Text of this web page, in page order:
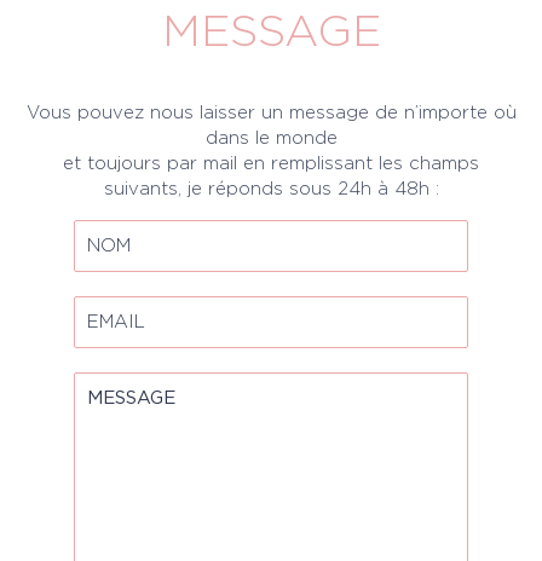
MESSAGE
Vous pouvez nous laisser un message de n’importe où
dans le monde
et toujours par mail en remplissant les champs
suivants, je réponds sous 24h à 48h :